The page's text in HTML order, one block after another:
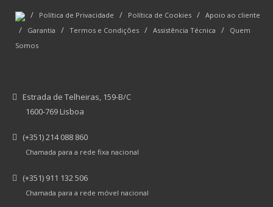
/ Política de Privacidade / Política de Cookies / Apoio ao cliente
/ Garantia / Termos e Condições / Assistência Técnica /
Quem
Somos
Estrada de Telheiras, 159-B/C
1600-769 Lisboa
(+351) 214 088 860
Chamada para a rede fixa nacional
(+351) 911 132 506
Chamada para a rede móvel nacional